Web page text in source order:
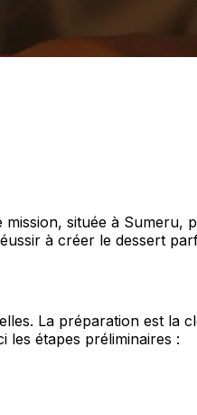
mission, située à
à créer le dessert
La préparation est la
les étapes préliminaires :